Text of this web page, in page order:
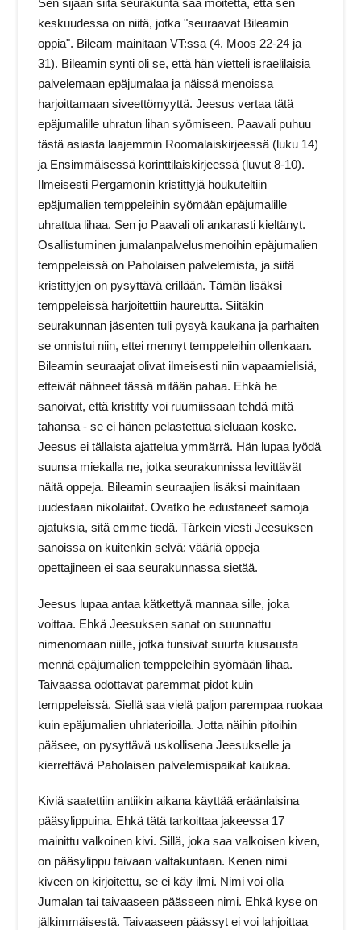
Sen sijaan siitä seurakunta saa moitetta, että sen
keskuudessa on niitä, jotka "seuraavat Bileamin
oppia". Bileam mainitaan VT:ssa (4. Moos 22‑24 ja
31). Bileamin synti oli se, että hän vietteli israelilaisia
palvelemaan epäjumalaa ja näissä menoissa
harjoittamaan siveettömyyttä. Jeesus vertaa tätä
epäjumalille uhratun lihan syömiseen. Paavali puhuu
tästä asiasta laajemmin Roomalaiskirjeessä (luku 14)
ja Ensimmäisessä korinttilaiskirjeessä (luvut 8‑10).
Ilmeisesti Pergamonin kristittyjä houkuteltiin
epäjumalien temppeleihin syömään epäjumalille
uhrattua lihaa. Sen jo Paavali oli ankarasti kieltänyt.
Osallistuminen jumalanpalvelusmenoihin epäjumalien
temppeleissä on Paholaisen palvelemista, ja siitä
kristittyjen on pysyttävä erillään. Tämän lisäksi
temppeleissä harjoitettiin haureutta. Siitäkin
seurakunnan jäsenten tuli pysyä kaukana ja parhaiten
se onnistui niin, ettei mennyt temppeleihin ollenkaan.
Bileamin seuraajat olivat ilmeisesti niin vapaamielisiä,
etteivät nähneet tässä mitään pahaa. Ehkä he
sanoivat, että kristitty voi ruumiissaan tehdä mitä
tahansa ‑ se ei hänen pelastettua sieluaan koske.
Jeesus ei tällaista ajattelua ymmärrä. Hän lupaa lyödä
suunsa miekalla ne, jotka seurakunnissa levittävät
näitä oppeja. Bileamin seuraajien lisäksi mainitaan
uudestaan nikolaiitat. Ovatko he edustaneet samoja
ajatuksia, sitä emme tiedä. Tärkein viesti Jeesuksen
sanoissa on kuitenkin selvä: vääriä oppeja
opettajineen ei saa seurakunnassa sietää.
Jeesus lupaa antaa kätkettyä mannaa sille, joka
voittaa. Ehkä Jeesuksen sanat on suunnattu
nimenomaan niille, jotka tunsivat suurta kiusausta
mennä epäjumalien temppeleihin syömään lihaa.
Taivaassa odottavat paremmat pidot kuin
temppeleissä. Siellä saa vielä paljon parempaa ruokaa
kuin epäjumalien uhriaterioilla. Jotta näihin pitoihin
pääsee, on pysyttävä uskollisena Jeesukselle ja
kierrettävä Paholaisen palvelemispaikat kaukaa.
Kiviä saatettiin antiikin aikana käyttää eräänlaisina
pääsylippuina. Ehkä tätä tarkoittaa jakeessa 17
mainittu valkoinen kivi. Sillä, joka saa valkoisen kiven,
on pääsylippu taivaan valtakuntaan. Kenen nimi
kiveen on kirjoitettu, se ei käy ilmi. Nimi voi olla
Jumalan tai taivaaseen päässeen nimi. Ehkä kyse on
jälkimmäisestä. Taivaaseen päässyt ei voi lahjoittaa